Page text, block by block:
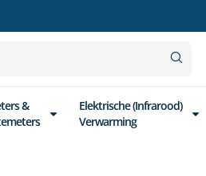
&
Elektrische (Infrarood)
Verwarming